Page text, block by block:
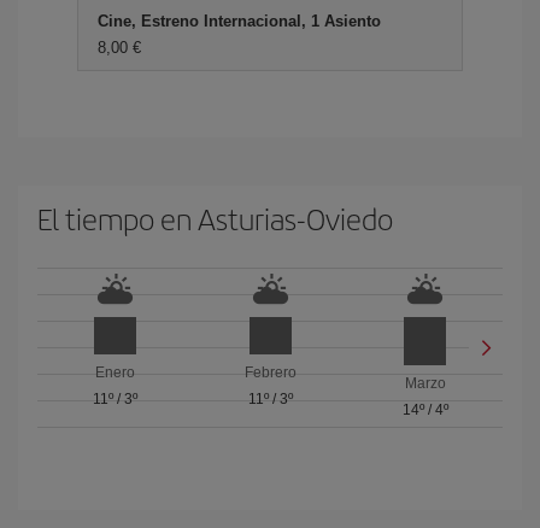
Cine, Estreno Internacional, 1 Asiento
8,00 €
El tiempo en Asturias-Oviedo
Enero
11º/ 3º
Febrero
11º/ 3º
Marzo
14º/ 4º